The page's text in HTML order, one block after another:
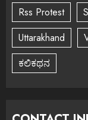
Rss Protest
Uttarakhand
ಕಲಿಕಥನ